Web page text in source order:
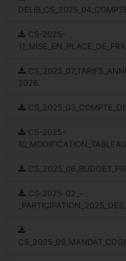
CS-2025-
2026.
CS-2025-
CS-2025-02_-